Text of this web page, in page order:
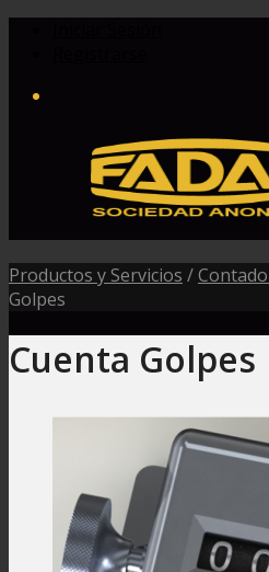
Productos y Servicios /
Golpes
Cuenta Golpes